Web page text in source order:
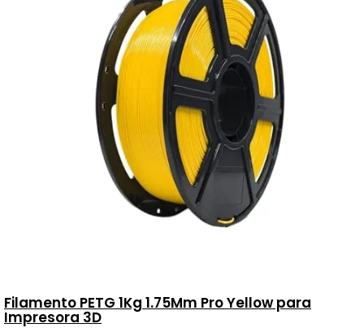
Filamento PETG 1Kg 1.75Mm Pro Yellow para
Impresora 3D